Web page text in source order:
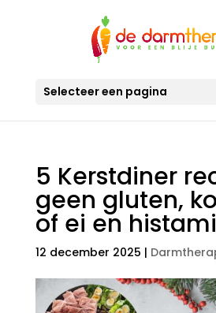
Selecteer een pagina
5 Kerstdiner
geen gluten,
of ei en
12 december 2025 |